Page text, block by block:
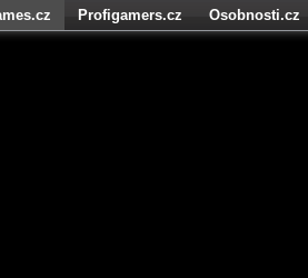
Profigamers.cz Osobnosti.cz